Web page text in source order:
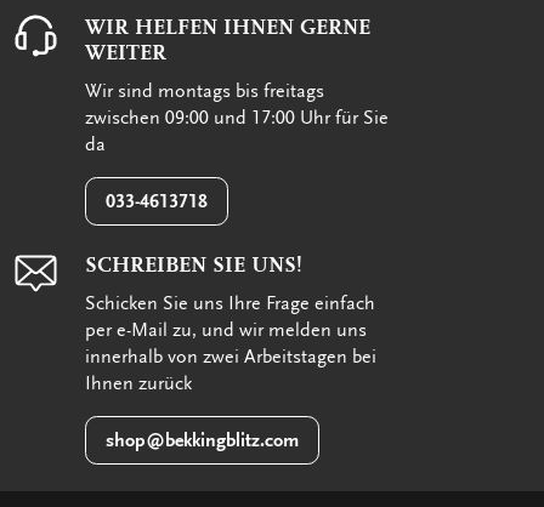
WIR HELFEN IHNEN GERNE
WEITER
Wir sind montags bis freitags
zwischen 09:00 und 17:00 Uhr für Sie
da
033-4613718
SCHREIBEN SIE UNS!
Schicken Sie uns Ihre Frage einfach
per e-Mail zu, und wir melden uns
innerhalb von zwei Arbeitstagen bei
Ihnen zurück
shop@bekkingblitz.com